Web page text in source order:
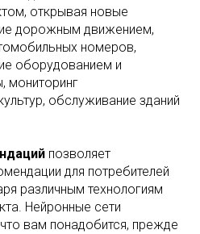
открывая новые
дорожным движением,
номеров,
оборудованием и
мониторинг
обслуживание зданий
позволяет
для потребителей
различным технологиям
Нейронные сети
вам понадобится, прежде